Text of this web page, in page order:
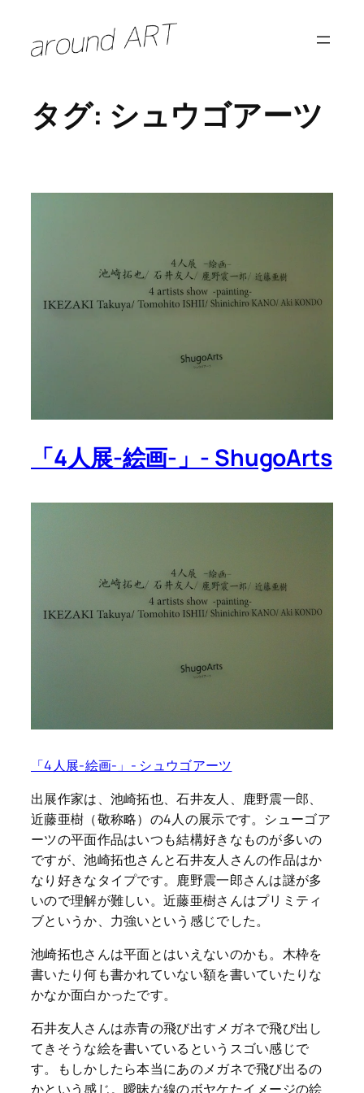
タグ: シュウゴアーツ
「4人展-絵画-」- ShugoArts
「4人展-絵画-」- シュウゴアーツ
出展作家は、池崎拓也、石井友人、鹿野震一郎、
近藤亜樹（敬称略）の4人の展示です。シューゴア
ーツの平面作品はいつも結構好きなものが多いの
ですが、池崎拓也さんと石井友人さんの作品はか
なり好きなタイプです。鹿野震一郎さんは謎が多
いので理解が難しい。近藤亜樹さんはプリミティ
ブというか、力強いという感じでした。
池崎拓也さんは平面とはいえないのかも。木枠を
書いたり何も書かれていない額を書いていたりな
かなか面白かったです。
石井友人さんは赤青の飛び出すメガネで飛び出し
てきそうな絵を書いているというスゴい感じで
す。もしかしたら本当にあのメガネで飛び出るの
かという感じ。曖昧な線のボヤケたイメージの絵